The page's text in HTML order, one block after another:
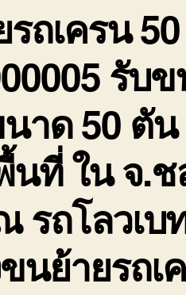
ถเครน
รับ
าด 50 ตั
ที่ ใน จ.
รถโลวเบ
นย้ายรถเ